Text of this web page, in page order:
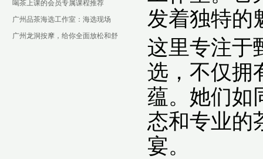
发着独特的
这里专注于
选，不仅拥
蕴。她们如
态和专业的
宴。
喝茶上课的会员专属课程推荐
‌广州品茶海选工作室‌：海选现场
的“潜规则”与避坑指南_217
广州龙洞按摩，给你全面放松和舒